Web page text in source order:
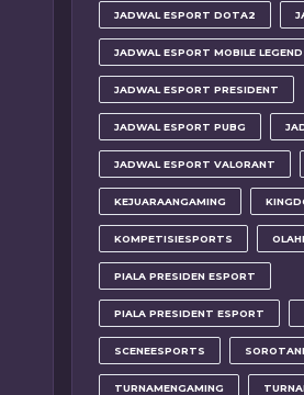
JADWAL ESPORT DOTA2
JADWAL ESPORT MOBILE
JADWAL ESPORT PRESIDENT
JADWAL ESPORT PUBG
JADWAL ESPORT VALORANT
KEJUARAANGAMING
KOMPETISIESPORTS
PIALA PRESIDEN ESPORT
PIALA PRESIDENT ESPORT
SCENEESPORTS
TURNAMENGAMING